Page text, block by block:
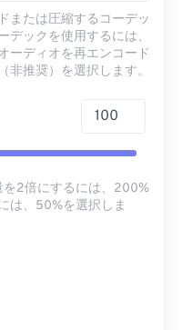
または圧縮するコーデッ
デックを使用するには、
ーディオを再エンコード
推奨）を選択します。
を2倍にするには、200%
は、50%を選択しま